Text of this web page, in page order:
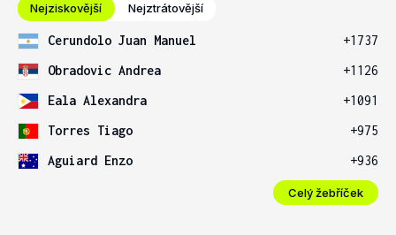
Nejziskovější Nejztrátovější
Cerundolo Juan Manuel
+1737
Obradovic Andrea
+1126
Eala Alexandra
+1091
Torres Tiago
+975
Aguiard Enzo
+936
Celý žebříček